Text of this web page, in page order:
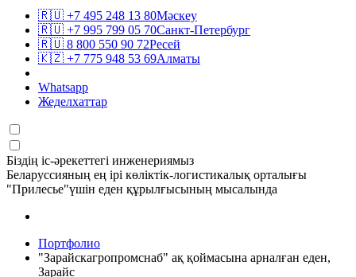
🇷🇺 +7 495 248 13 80Мәскеу
🇷🇺 +7 995 799 05 70Санкт-Петербург
🇷🇺 8 800 550 90 72Ресей
🇰🇿 +7 775 948 53 69Алматы
Whatsapp
Жеделхаттар
Біздің іс-әрекеттегі инженериямыз
Беларуссияның ең ірі көліктік-логистикалық орталығы
"Прилесье"үшін еден құрылғысының мысалында
Портфолио
"Зарайскагропромснаб" ақ қоймасына арналған еден,
Зарайс